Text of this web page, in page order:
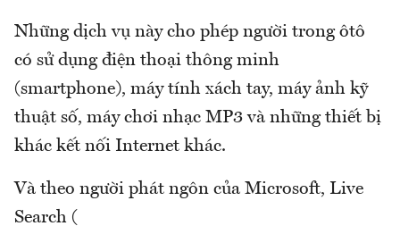
Những dịch vụ này cho phép người trong ôtô
có sử dụng điện thoại thông minh
(smartphone), máy tính xách tay, máy ảnh kỹ
thuật số, máy chơi nhạc MP3 và những thiết bị
khác kết nối Internet khác.
Và theo người phát ngôn của Microsoft, Live
Search (